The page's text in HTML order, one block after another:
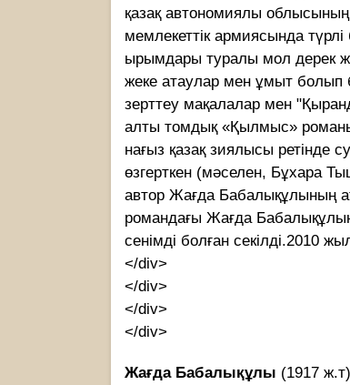
қазақ автономиялы
мемлекеттік армиясында
ырымдары туралы мол дерек
жеке атаулар мен ұмыт болып
зерттеу мақалалар мен
алты томдық «Қылмыс»
нағыз қазақ зиялысы ретiнде
өзгерткен (мәселен, Бұхара
автор Жағда Бабалықұлының
романдағы Жағда
сенiмдi болған секiлдi.2010
</div>
</div>
</div>
</div>
Жағда Бабалықұлы (1917